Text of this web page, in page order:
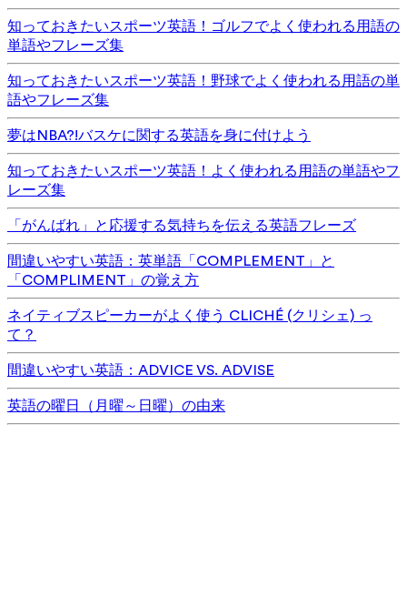
知っておきたいスポーツ英語！ゴルフでよく使われる用語の
単語やフレーズ集
知っておきたいスポーツ英語！野球でよく使われる用語の単
語やフレーズ集
夢はNBA?!バスケに関する英語を身に付けよう
知っておきたいスポーツ英語！よく使われる用語の単語やフ
レーズ集
「がんばれ」と応援する気持ちを伝える英語フレーズ
間違いやすい英語：英単語「COMPLEMENT」と
「COMPLIMENT」の覚え方
ネイティブスピーカーがよく使う CLICHÉ (クリシェ) っ
て？
間違いやすい英語：ADVICE VS. ADVISE
英語の曜日（月曜～日曜）の由来